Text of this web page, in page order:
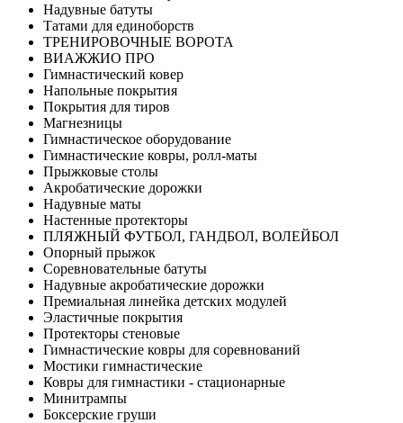
Надувные батуты
Татами для единоборств
ТРЕНИРОВОЧНЫЕ ВОРОТА
ВИАЖЖИО ПРО
Гимнастический ковер
Напольные покрытия
Покрытия для тиров
Магнезницы
Гимнастическое оборудование
Гимнастические ковры, ролл-маты
Прыжковые столы
Акробатические дорожки
Надувные маты
Настенные протекторы
ПЛЯЖНЫЙ ФУТБОЛ, ГАНДБОЛ, ВОЛЕЙБОЛ
Опорный прыжок
Соревновательные батуты
Надувные акробатические дорожки
Премиальная линейка детских модулей
Эластичные покрытия
Протекторы стеновые
Гимнастические ковры для соревнований
Мостики гимнастические
Ковры для гимнастики - стационарные
Минитрампы
Боксерские груши